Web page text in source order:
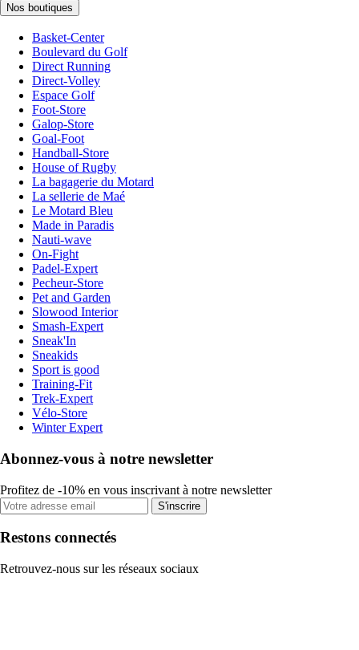
Nos boutiques
Basket-Center
Boulevard du Golf
Direct Running
Direct-Volley
Espace Golf
Foot-Store
Galop-Store
Goal-Foot
Handball-Store
House of Rugby
La bagagerie du Motard
La sellerie de Maé
Le Motard Bleu
Made in Paradis
Nauti-wave
On-Fight
Padel-Expert
Pecheur-Store
Pet and Garden
Slowood Interior
Smash-Expert
Sneak'In
Sneakids
Sport is good
Training-Fit
Trek-Expert
Vélo-Store
Winter Expert
Abonnez-vous à notre newsletter
Profitez de -10% en vous inscrivant à notre newsletter
S'inscrire
Restons connectés
Retrouvez-nous sur les réseaux sociaux